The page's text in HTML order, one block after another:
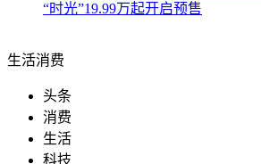
“时光”19.99万起开启预售
生活消费
头条
消费
生活
科技